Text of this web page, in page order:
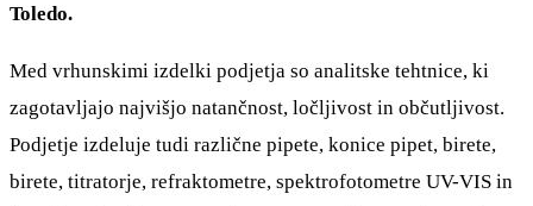
Toledo.
Med vrhunskimi izdelki podjetja so analitske tehtnice, ki
zagotavljajo najvišjo natančnost, ločljivost in občutljivost.
Podjetje izdeluje tudi različne pipete, konice pipet, birete,
birete, titratorje, refraktometre, spektrofotometre UV-VIS in